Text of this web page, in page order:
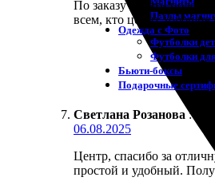
Пазлы
Одежда с Фото
Футболки
Футболки
Бьюти-боксы
Подарочные
По заказу печати
всем, кто ценит хорошие
Светлана Розанова :
06.08.2025
Центр, спасибо за
простой и удобный.